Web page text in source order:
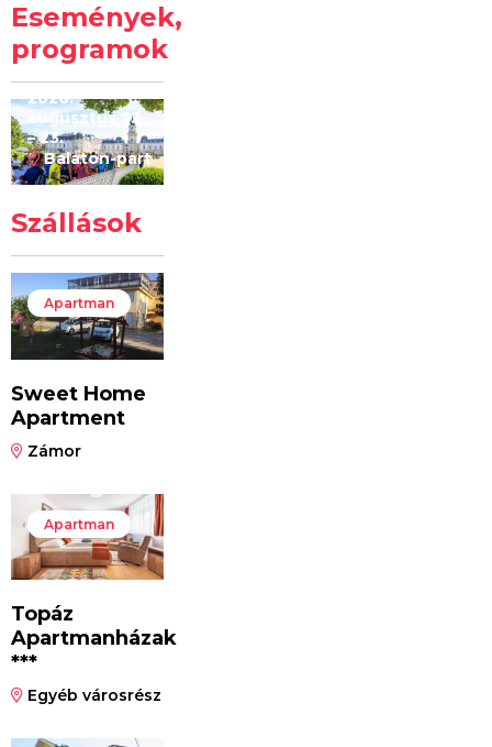
Események,
programok
Kilóméterek
2026
2026.
augusztus 22
– 23.
Balaton-part
Szállások
Apartman
Sweet Home
Apartment
Zámor
Apartman
Topáz
Apartmanházak
***
Egyéb városrész